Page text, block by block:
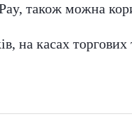
також можна
на касах